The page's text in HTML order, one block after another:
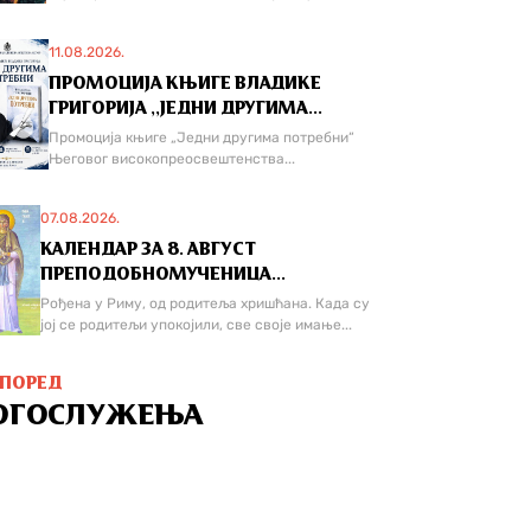
11.08.2026.
ПРОМОЦИЈА КЊИГЕ ВЛАДИКЕ
ГРИГОРИЈА ,,ЈЕДНИ ДРУГИМА...
Промоција књиге „Једни другима потребни“
Његовог високопреосвештенства...
07.08.2026.
КАЛЕНДАР ЗА 8. АВГУСТ
ПРЕПОДОБНОМУЧЕНИЦА...
Рођена у Риму, од родитеља хришћана. Када су
јој се родитељи упокојили, све своје имање...